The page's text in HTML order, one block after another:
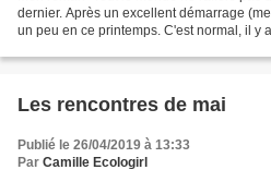
dernier. Après un excellent démarrage
un peu en ce printemps. C'est normal, il y
Les rencontres de mai
Publié le 26/04/2019 à 13:33
Par Camille Ecologirl